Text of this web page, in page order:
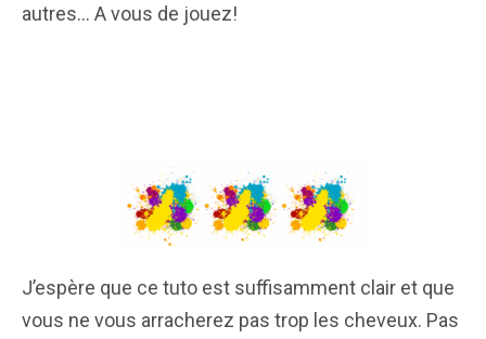
autres… A vous de jouez!
J’espère que ce tuto est suffisamment clair et que
vous ne vous arracherez pas trop les cheveux. Pas